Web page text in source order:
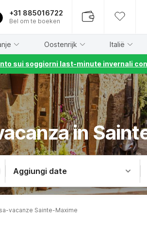
+31 885016722
Bel om te boeken
Oostenrijk Italië
sui soggiorni last-minute invernali
in
Aggiungi date
vacanze Sainte-Maxime